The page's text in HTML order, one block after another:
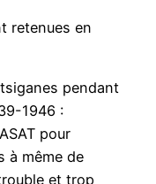
retenues en
pendant
1946 :
pour
à même de
et trop